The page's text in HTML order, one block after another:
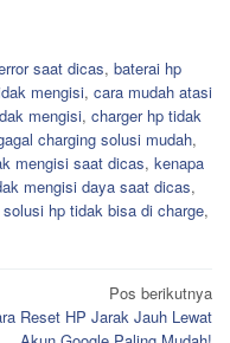
saat dicas, baterai hp
mengisi, cara mudah atasi
mengisi, charger hp tidak
charging solusi mudah,
mengisi saat dicas, kenapa
mengisi daya saat dicas,
solusi hp tidak bisa di charge,
Pos berikutnya
Reset HP Jarak Jauh Lewat